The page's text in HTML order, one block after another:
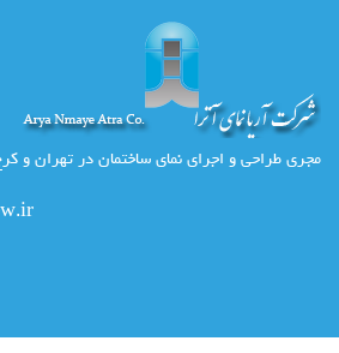
مجری طراحی و اجرای نمای ساختمان در تهران و